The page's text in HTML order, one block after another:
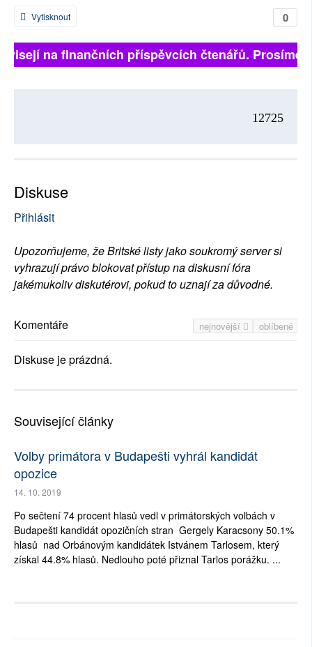
0
Vytisknout
na finančních příspěvcích čtenářů. Prosíme,
12725
Diskuse
Přihlásit
Upozorňujeme, že Britské listy jako soukromý server si
vyhrazují právo blokovat přístup na diskusní fóra
jakémukoliv diskutérovi, pokud to uznají za důvodné.
nejnovější oblíbené
Komentáře
Diskuse je prázdná.
Související články
Volby primátora v Budapešti vyhrál kandidát
opozice
14. 10. 2019
Po sečtení 74 procent hlasů vedl v primátorských volbách v
Budapešti kandidát opozičních stran Gergely Karacsony 50.1%
hlasů nad Orbánovým kandidátek Istvánem Tarlosem, který
získal 44.8% hlasů. Nedlouho poté přiznal Tarlos porážku. ...